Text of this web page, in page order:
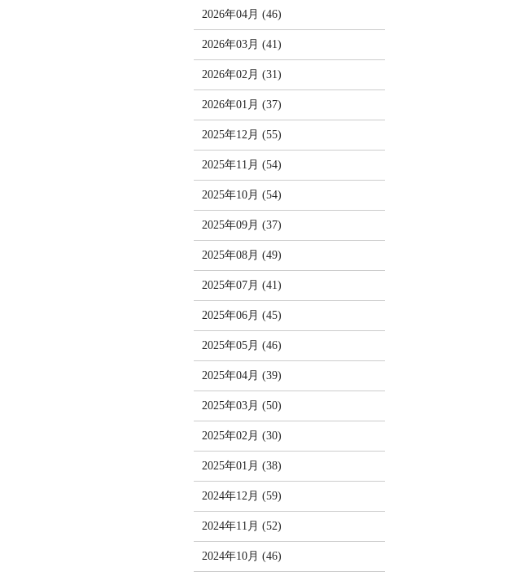
2026年04月 (46)
2026年03月 (41)
2026年02月 (31)
2026年01月 (37)
2025年12月 (55)
2025年11月 (54)
2025年10月 (54)
2025年09月 (37)
2025年08月 (49)
2025年07月 (41)
2025年06月 (45)
2025年05月 (46)
2025年04月 (39)
2025年03月 (50)
2025年02月 (30)
2025年01月 (38)
2024年12月 (59)
2024年11月 (52)
2024年10月 (46)